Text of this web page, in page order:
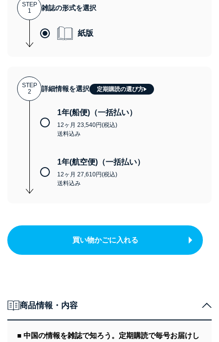
STEP
1
雑誌の形式を選択
紙版
STEP
2
詳細情報を選択 定期購読の選び方
1年(船便)（一括払い）
12ヶ月 23,540円(税込)
送料込み
1年(航空便)（一括払い）
12ヶ月 27,610円(税込)
送料込み
買い物かごに入れる
商品情報・内容
■ 中国の情報を雑誌で知ろう。定期購読で毎号お届けし